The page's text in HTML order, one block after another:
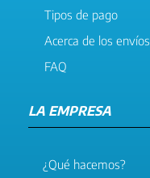
Tipos de pago
Acerca de los envíos
FAQ
LA EMPRESA
¿Qué hacemos?